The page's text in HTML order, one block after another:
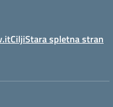
CiljiStara spletna stran